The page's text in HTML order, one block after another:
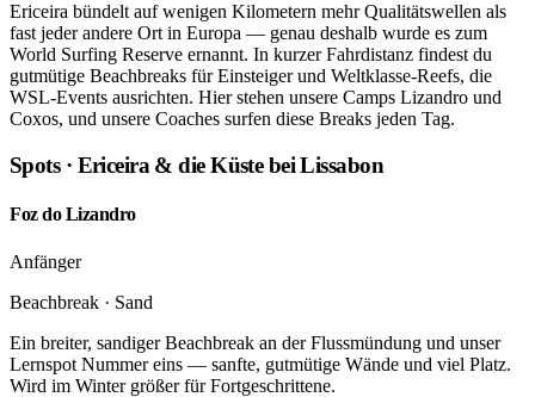
Ericeira bündelt auf wenigen Kilometern mehr Qualitätswellen als
fast jeder andere Ort in Europa — genau deshalb wurde es zum
World Surfing Reserve ernannt. In kurzer Fahrdistanz findest du
gutmütige Beachbreaks für Einsteiger und Weltklasse-Reefs, die
WSL-Events ausrichten. Hier stehen unsere Camps Lizandro und
Coxos, und unsere Coaches surfen diese Breaks jeden Tag.
Spots · Ericeira & die Küste bei Lissabon
Foz do Lizandro
Anfänger
Beachbreak · Sand
Ein breiter, sandiger Beachbreak an der Flussmündung und unser
Lernspot Nummer eins — sanfte, gutmütige Wände und viel Platz.
Wird im Winter größer für Fortgeschrittene.